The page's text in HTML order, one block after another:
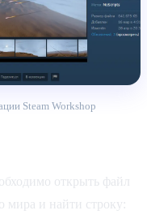
Steam Workshop
открыть файл
мира и найти строку: